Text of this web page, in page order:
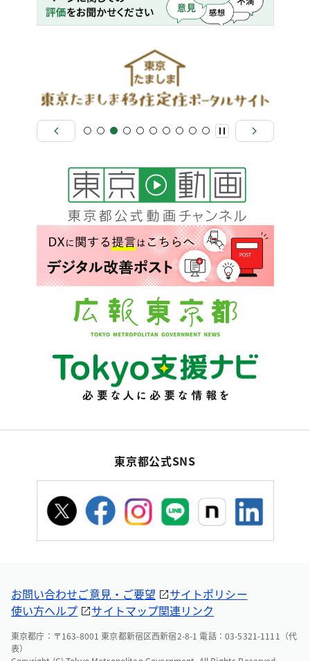
東京都公式SNS
お問い合わせご意見・ご要望
サイトポリシー
使い方ヘルプ
サイトマップ関連リンク
東京都庁：〒163-8001 東京都新宿区西新宿2-8-1 電話：03-5321-1111（代
表）